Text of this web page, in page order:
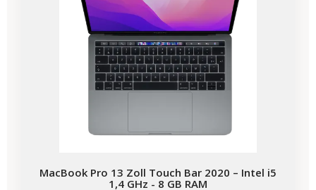
MacBook Pro 13 Zoll Touch Bar 2020 – Intel i5
1,4 GHz - 8 GB RAM